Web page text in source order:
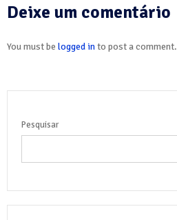
Deixe um comentário
You must be logged into post a comment.
Pesquisar